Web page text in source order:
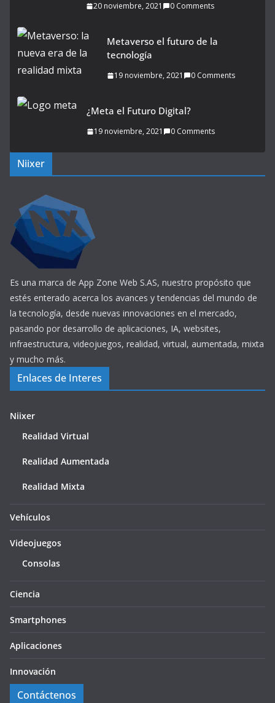
20 noviembre, 2021 0 Comments
Metaverso el futuro de la
tecnología
19 noviembre, 2021 0 Comments
¿Meta el Futuro Digital?
19 noviembre, 2021 0 Comments
Niixer
Es una marca de App Zone Web S.AS, nuestro propósito que
estés enterado acerca los avances y tendencias del mundo de
la tecnología, desde nuevas innovaciones en el mercado,
pasando por desarrollo de aplicaciones, IA, websites,
infraestructura, videojuegos, realidad, virtual, aumentada, mixta
y mucho más.
Enlaces de Interes
Niixer
Realidad Virtual
Realidad Aumentada
Realidad Mixta
Vehículos
Videojuegos
Consolas
Ciencia
Smartphones
Aplicaciones
Innovación
Contáctenos